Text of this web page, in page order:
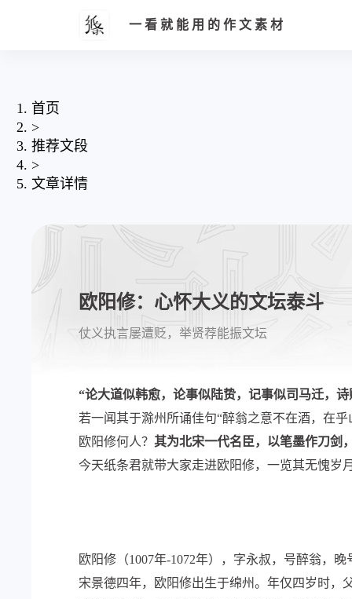
一看就能用的作文素材
首页
>
推荐文段
>
文章详情
欧阳修：心怀大义的文坛泰斗
仗义执言屡遭贬，举贤荐能振文坛
“论大道似韩愈，论事似陆贽，记事似司马迁，诗
若一闻其于滁州所诵佳句“醉翁之意不在酒，在
欧阳修何人？ 其为北宋一代名臣，以笔墨作刀剑
今天纸条君就带大家走进欧阳修，一览其无愧岁
欧阳修（1007年-1072年），字永叔，号醉翁，晚
宋景德四年，欧阳修出生于绵州。年仅四岁时，